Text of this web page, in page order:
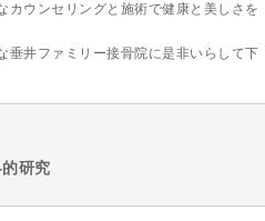
カウンセリングと施術で健康と美しさを
垂井ファミリー接骨院に是非いらして下
研究